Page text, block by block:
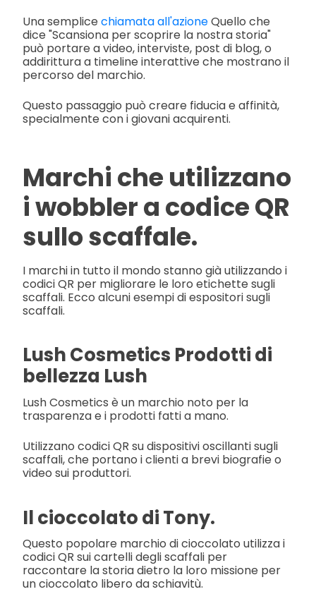
Una semplice chiamata all'azioneQuello che
dice "Scansiona per scoprire la nostra storia"
può portare a video, interviste, post di blog, o
addirittura a timeline interattive che mostrano il
percorso del marchio.
Questo passaggio può creare fiducia e affinità,
specialmente con i giovani acquirenti.
Marchi che utilizzano
i wobbler a codice QR
sullo scaffale.
I marchi in tutto il mondo stanno già utilizzando i
codici QR per migliorare le loro etichette sugli
scaffali. Ecco alcuni esempi di espositori sugli
scaffali.
Lush Cosmetics Prodotti di
bellezza Lush
Lush Cosmetics è un marchio noto per la
trasparenza e i prodotti fatti a mano.
Utilizzano codici QR su dispositivi oscillanti sugli
scaffali, che portano i clienti a brevi biografie o
video sui produttori.
Il cioccolato di Tony.
Questo popolare marchio di cioccolato utilizza i
codici QR sui cartelli degli scaffali per
raccontare la storia dietro la loro missione per
un cioccolato libero da schiavitù.